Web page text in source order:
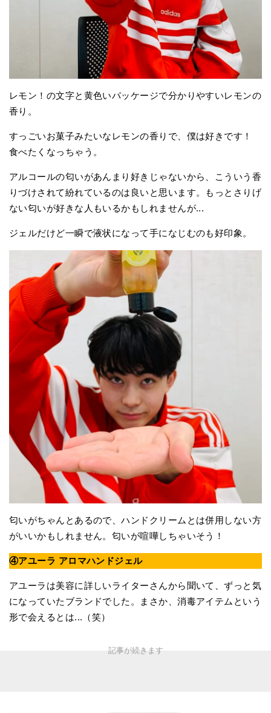
レモン！の文字と黄色いパッケージで分かりやすいレモンの
香り。
すっごいお菓子みたいなレモンの香りで、僕は好きです！
食べたくなっちゃう。
アルコールの匂いがあんまり好きじゃないから、こういう香
りづけされて紛れているのは良いと思います。もっとさりげ
ない匂いが好きな人もいるかもしれませんが...
ジェルだけど一瞬で液状になって手になじむのも好印象。
匂いがちゃんとあるので、ハンドクリームとは併用しない方
がいいかもしれません。匂いが喧嘩しちゃいそう！
④アユーラ アロマハンドジェル
アユーラは美容に詳しいライターさんから聞いて、ずっと気
になっていたブランドでした。まさか、消毒アイテムという
形で会えるとは...（笑）